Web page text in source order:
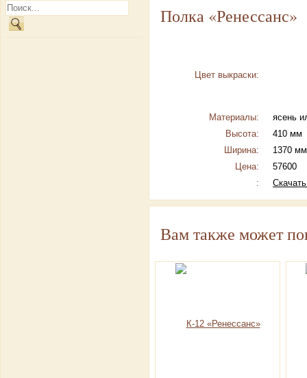
Полка «Ренессанс»
Цвет выкраски:
Материалы:
ясень
Высота:
410 мм
Ширина:
1370 мм
Цена:
57600
:
Вам также может